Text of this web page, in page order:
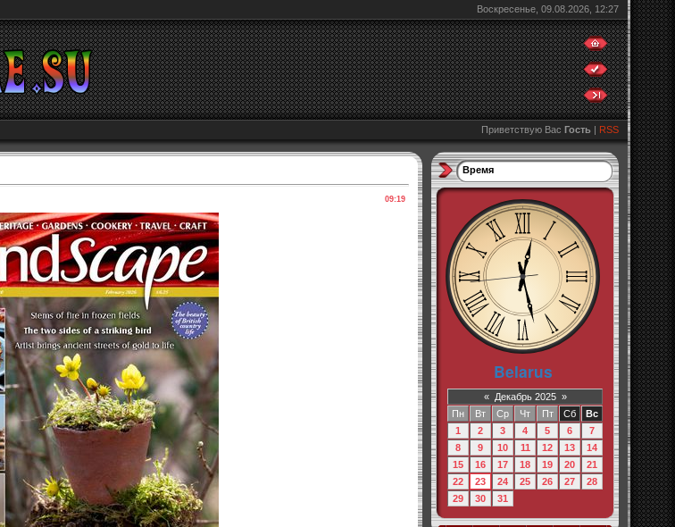
Воскресенье, 09.08.2026, 12:27
Приветствую Вас Гость | RSS
09:19
Время
« Декабрь 2025 »
Пн
Вт Ср Чт Пт Сб
Вс
1
2 3 4 5 6
7
8
9 10 11 12 13
14
15
16 17 18 19 20
21
22
23 24 25 26 27
28
29
30 31